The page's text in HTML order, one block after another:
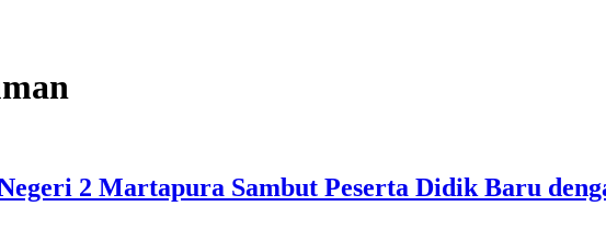
2 Martapura Sambut Peserta Didik Baru